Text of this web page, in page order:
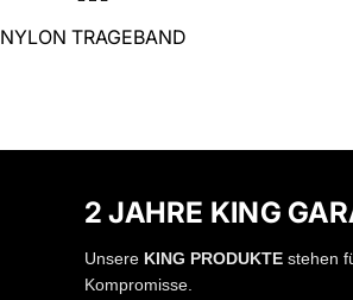
NYLON TRAGEBAND
2 JAHRE KING
Unsere KING PRODUKTE stehen
Kompromisse.